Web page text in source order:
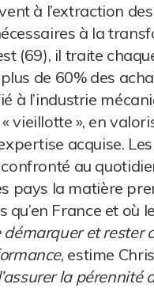
à l’extraction
à la
(69), il traite
de 60% des
à l’industrie
vieillotte », en
acquise.
au
pays la matière
qu’en France et où
démarquer et rester
, estime
la pérennité